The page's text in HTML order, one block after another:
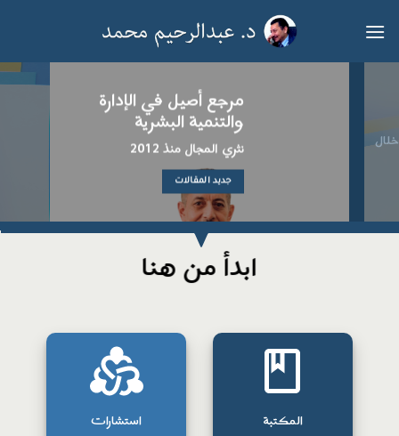
للمحتوى
مرجع أصيل في الإدارة
والتنمية البشرية
نثري المجال منذ 2012
جديد المقالات
ابدأ من هنا
المكتبة استشارات